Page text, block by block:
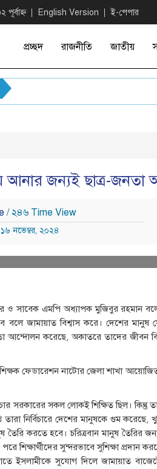
English Version ই-পেপার
প্রচ্ছদ রাজনীতি জাতীয়
আনার জন্যই ছাত্র-
/ ২৪৬ Time View
নভেম্বর, ২০২৪
ও সাবেক এমপি অধ্যাপক মুজিবুর রহমান
বলে জামায়াত বিশ্বাস করে। দেশের
আন্দোলন করেছে, অকাতরে তাদের জীবন
ফেডারেশন নাটোর জেলা শাখা
সরকারের সকল লোকই শিক্ষিত ছিল। কিন্তু
তারা নির্বিচারে দেশের মানুষকে গুম
তৈরি করতে হবে। চরিত্রবান মানুষ তৈরির
শিক্ষার্থীদের সুন্দরভাবে সুশিক্ষা প্রদান
ইসলামীকে সুযোগ দিলে জামায়াত